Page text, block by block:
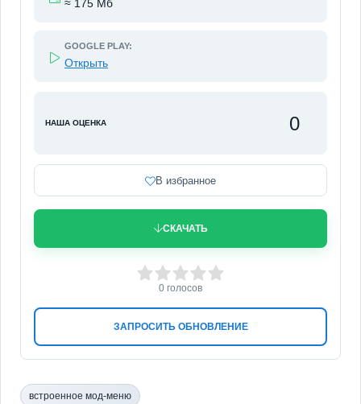
≈ 175 Мб
GOOGLE PLAY:
Открыть
НАША ОЦЕНКА 0
В избранное
СКАЧАТЬ
ЗАПРОСИТЬ ОБНОВЛЕНИЕ
3 4 5
0 голосов
встроенное мод-меню